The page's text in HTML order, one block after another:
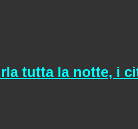
tutta la notte, i